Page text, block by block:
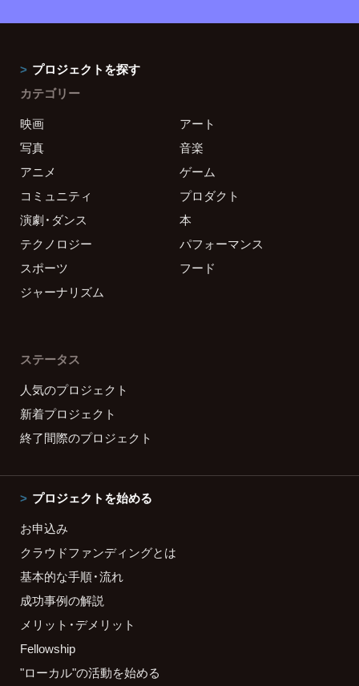
プロジェクトを探す
カテゴリー
映画
アート
写真
音楽
アニメ
ゲーム
コミュニティ
プロダクト
演劇・ダンス
本
テクノロジー
パフォーマンス
スポーツ
フード
ジャーナリズム
ステータス
人気のプロジェクト
新着プロジェクト
終了間際のプロジェクト
プロジェクトを始める
お申込み
クラウドファンディングとは
基本的な手順・流れ
成功事例の解説
メリット・デメリット
Fellowship
"ローカル"の活動を始める